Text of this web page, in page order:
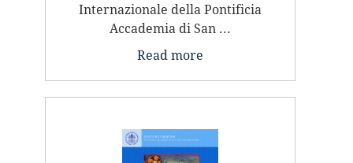
Internazionale della Pontificia
Accademia di San ...
Read more